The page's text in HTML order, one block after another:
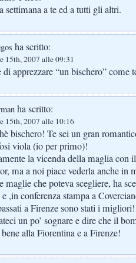
settimana a te ed a tutti gli altri.
ha scritto:
15th, 2007 alle 09:31
di apprezzare “un bischero” come
ha scritto:
15th, 2007 alle 10:16
bischero! Te sei un gran
viola (io per primo)!
la vicenda della maglia con
ma a noi piace vederla anche in
maglie che poteva scegliere, ha
,in conferenza stampa a
a Firenze sono stati i migliori!
un po’ sognare e dire che il
alla Fiorentina e a Firenze!